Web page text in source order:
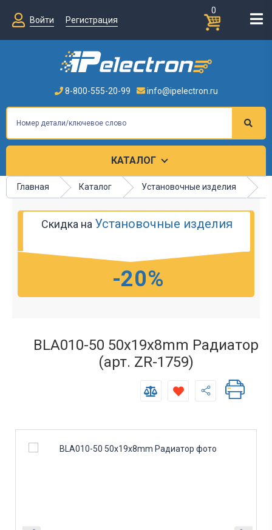
0
Войти
Регистрация
8-800-555-20-99 info@ipelectron.ru
КАТАЛОГ
Главная Каталог Установочные изделия
Скидка на Установочные изделия
-20%
BLA010-50 50x19x8mm Радиатор
(арт. ZR-1759)